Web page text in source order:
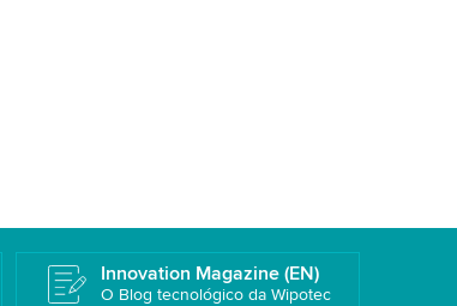
Innovation Magazine (EN)
O Blog tecnológico da Wipotec